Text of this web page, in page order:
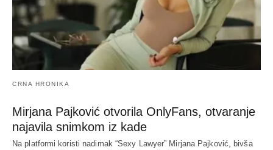
CRNA HRONIKA
Mirjana Pajković otvorila OnlyFans, otvaranje
najavila snimkom iz kade
Na platformi koristi nadimak “Sexy Lawyer” Mirjana Pajković, bivša